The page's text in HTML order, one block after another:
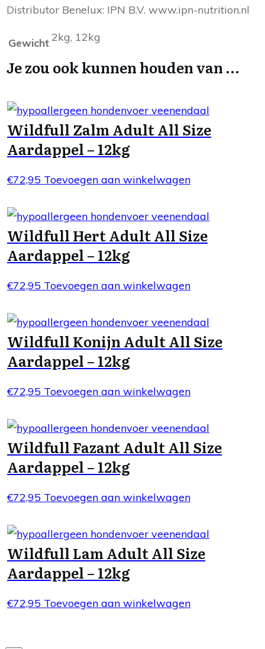
Distributor Benelux: IPN B.V. www.ipn-nutrition.nl
Gewicht 2kg, 12kg
Je zou ook kunnen houden van …
Wildfull Zalm Adult All Size
Aardappel – 12kg
€72,95 Toevoegen aan winkelwagen
Wildfull Hert Adult All Size
Aardappel – 12kg
€72,95 Toevoegen aan winkelwagen
Wildfull Konijn Adult All Size
Aardappel – 12kg
€72,95 Toevoegen aan winkelwagen
Wildfull Fazant Adult All Size
Aardappel – 12kg
€72,95 Toevoegen aan winkelwagen
Wildfull Lam Adult All Size
Aardappel – 12kg
€72,95 Toevoegen aan winkelwagen